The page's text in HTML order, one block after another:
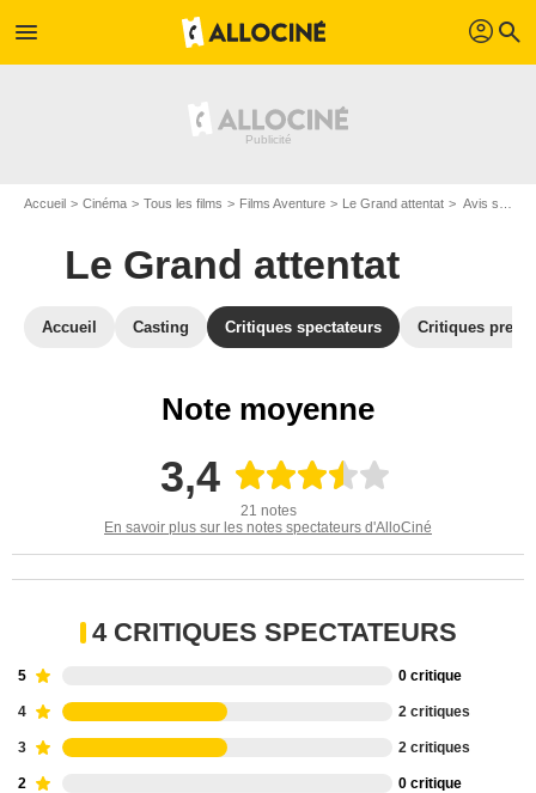
menu profil search
Accueil Cinéma Tous les films Films Aventure Le Grand attentat Avis sur Le Grand attentat
Le Grand attentat
Accueil Casting Critiques spectateurs Critiques
Note moyenne
3,4
21 notes
En savoir plus sur les notes spectateurs d'AlloCiné
4 CRITIQUES SPECTATEURS
5 0 critique
4 2 critiques
3 2 critiques
2 0 critique